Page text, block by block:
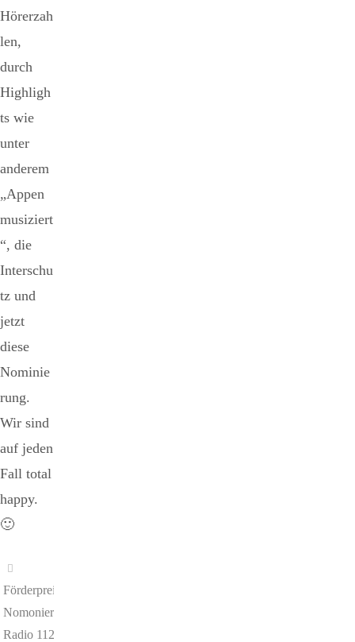
Hörerzah
len,
durch
Highligh
ts wie
unter
anderem
„Appen
musiziert
“, die
Interschu
tz und
jetzt
diese
Nominie
rung.
Wir sind
auf jeden
Fall total
happy.
🙂
Förderpreis
Nomonierung
Radio 112